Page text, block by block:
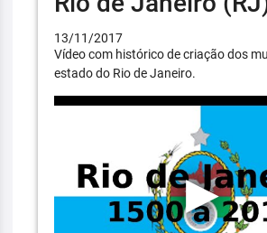
13/11/2017
Vídeo com histórico de criação dos
estado do Rio de Janeiro.